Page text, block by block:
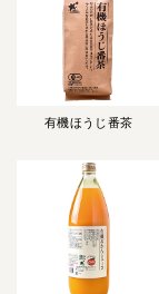
有機ほうじ番茶